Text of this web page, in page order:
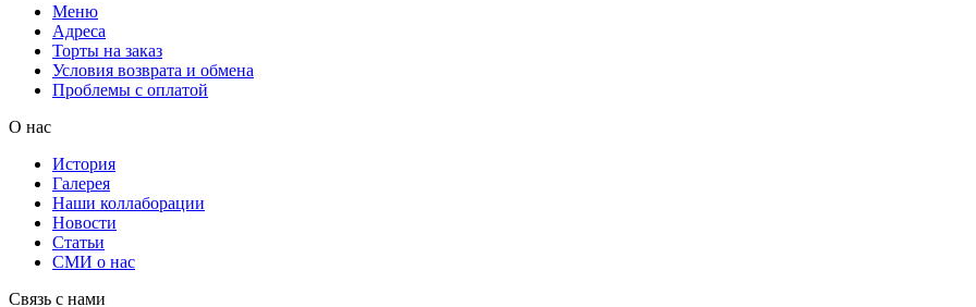
Меню
Адреса
Торты на заказ
Условия возврата и обмена
Проблемы с оплатой
О нас
История
Галерея
Наши коллаборации
Новости
Статьи
СМИ о нас
Связь с нами